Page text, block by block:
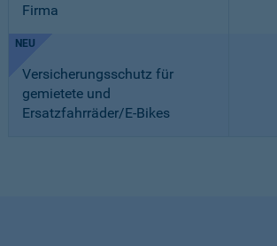
Firma
NEU
Versicherungsschutz für
gemietete und
Ersatzfahrräder/E-Bikes